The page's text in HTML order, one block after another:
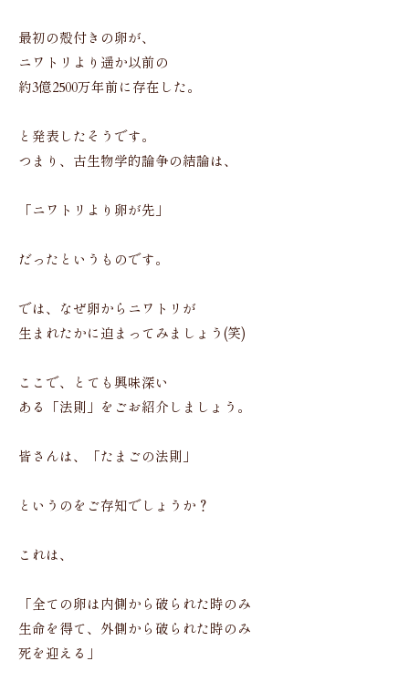
最初の殻付きの卵が、
ニワトリより遥か以前の
約3億2500万年前に存在した。
と発表したそうです。
つまり、古生物学的論争の結論は、
「ニワトリより卵が先」
だったというものです。
では、なぜ卵からニワトリが
生まれたかに迫まってみましょう(笑)
ここで、とても興味深い
ある「法則」をごお紹介しましょう。
皆さんは、「たまごの法則」
というのをご存知でしょうか？
これは、
「全ての卵は内側から破られた時のみ
生命を得て、外側から破られた時のみ
死を迎える」